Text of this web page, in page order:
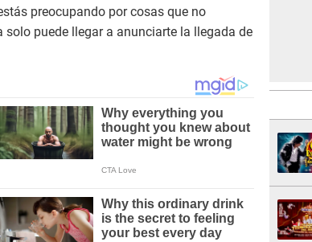
preocupando por cosas que no
puede llegar a anunciarte la llegada de